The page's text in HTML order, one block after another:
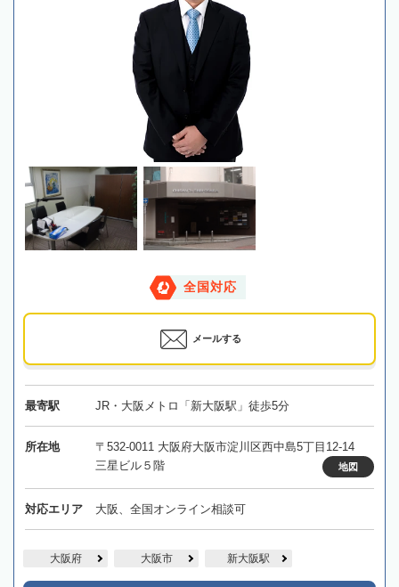
全国対応
メールする
最寄駅 JR・大阪メトロ「新大阪駅」徒歩5分
所在地
〒532-0011 大阪府大阪市淀川区西中島5丁目12-14
三星ビル５階
地図
対応エリア 大阪、全国オンライン相談可
大阪府 大阪市 新大阪駅